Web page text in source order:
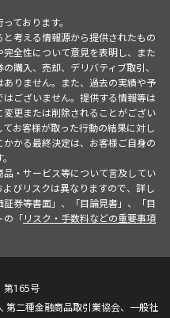
ております。
考える情報源から提供されたもの
全性について意見を表明し、また
購入、売却、デリバティブ取引、
りません。また、過去の実績や予
ございません。提供する情報等は
更または削除されることがござい
お客様が取った行動の結果に対し
かる最終決定は、お客様ご自身の
・サービス等について言及してい
びリスクは異なりますので、詳し
券等書面」、「目論見書」、「目
の「リスク・手数料などの重要事項
第165号
第二種金融商品取引業協会、一般社